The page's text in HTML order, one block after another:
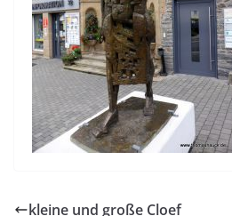
kleine und große Cloef